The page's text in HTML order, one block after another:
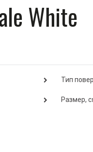
White
Тип
Размер,